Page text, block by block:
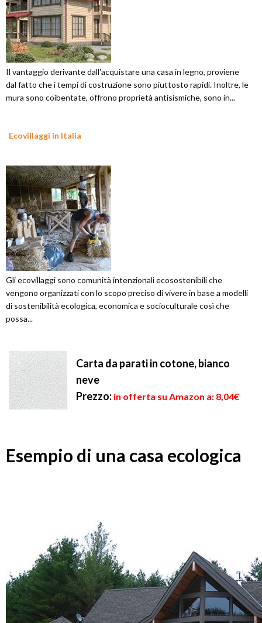
Il vantaggio derivante dall'acquistare una casa in legno, proviene
dal fatto che i tempi di costruzione sono piuttosto rapidi. Inoltre, le
mura sono coibentate, offrono proprietà antisismiche, sono in...
Ecovillaggi in Italia
Gli ecovillaggi sono comunità intenzionali ecosostenibili che
vengono organizzati con lo scopo preciso di vivere in base a modelli
di sostenibilità ecologica, economica e socioculturale così che
possa...
Carta da parati in cotone, bianco
neve
Prezzo: in offerta su Amazon a: 8,04€
Esempio di una casa ecologica